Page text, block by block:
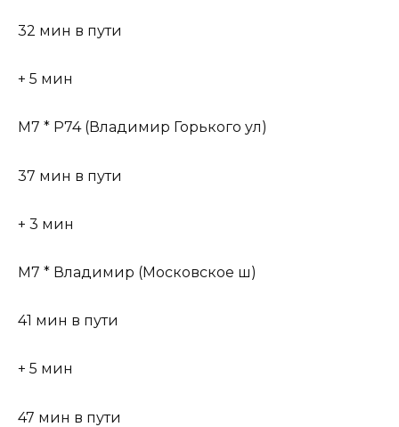
32 мин в пути
+ 5 мин
М7 * Р74 (Владимир Горького ул)
37 мин в пути
+ 3 мин
М7 * Владимир (Московское ш)
41 мин в пути
+ 5 мин
47 мин в пути